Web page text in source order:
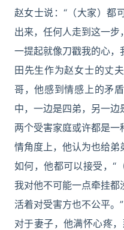
赵女士说：“（大家）都
出来，任何人走到这一步
一提起就像刀戳我的心，
田先生作为赵女士的丈
哥，他感到情感上的矛
中，一边是四弟，另一
两个受害家庭或许都是
情角度上，他认为也给弟
如何，他都可以接受，“
我对他不可能一点牵挂
活着对受害方也不公平。”
对于妻子，他满怀心疼